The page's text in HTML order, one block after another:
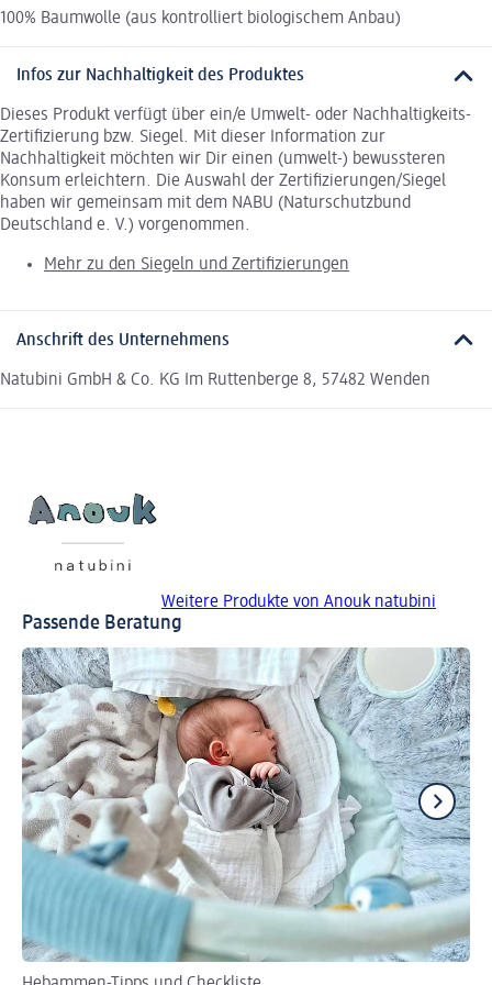
100% Baumwolle (aus kontrolliert biologischem Anbau)
Infos zur Nachhaltigkeit des Produktes
Dieses Produkt verfügt über ein/e Umwelt- oder Nachhaltigkeits-
Zertifizierung bzw. Siegel. Mit dieser Information zur
Nachhaltigkeit möchten wir Dir einen (umwelt-) bewussteren
Konsum erleichtern. Die Auswahl der Zertifizierungen/Siegel
haben wir gemeinsam mit dem NABU (Naturschutzbund
Deutschland e. V.) vorgenommen.
Mehr zu den Siegeln und Zertifizierungen
Anschrift des Unternehmens
Natubini GmbH & Co. KG Im Ruttenberge 8, 57482 Wenden
Weitere Produkte von Anouk natubini
Passende Beratung